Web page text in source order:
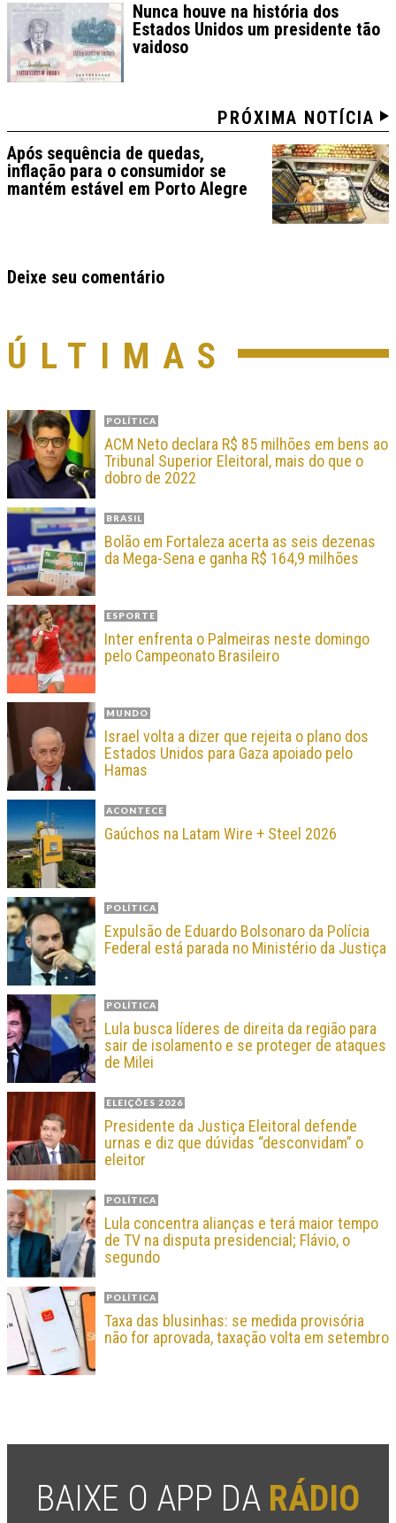
Nunca houve na história dos
Estados Unidos um presidente tão
vaidoso
PRÓXIMA NOTÍCIA
Após sequência de quedas,
inflação para o consumidor se
mantém estável em Porto Alegre
Deixe seu comentário
ÚLTIMAS
POLÍTICA
ACM Neto declara R$ 85 milhões em bens ao
Tribunal Superior Eleitoral, mais do que o
dobro de 2022
BRASIL
Bolão em Fortaleza acerta as seis dezenas
da Mega-Sena e ganha R$ 164,9 milhões
ESPORTE
Inter enfrenta o Palmeiras neste domingo
pelo Campeonato Brasileiro
MUNDO
Israel volta a dizer que rejeita o plano dos
Estados Unidos para Gaza apoiado pelo
Hamas
ACONTECE
Gaúchos na Latam Wire + Steel 2026
POLÍTICA
Expulsão de Eduardo Bolsonaro da Polícia
Federal está parada no Ministério da Justiça
POLÍTICA
Lula busca líderes de direita da região para
sair de isolamento e se proteger de ataques
de Milei
ELEIÇÕES 2026
Presidente da Justiça Eleitoral defende
urnas e diz que dúvidas “desconvidam” o
eleitor
POLÍTICA
Lula concentra alianças e terá maior tempo
de TV na disputa presidencial; Flávio, o
segundo
POLÍTICA
Taxa das blusinhas: se medida provisória
não for aprovada, taxação volta em setembro
BAIXE O APP DA RÁDIO